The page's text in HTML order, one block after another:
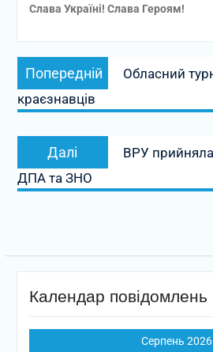
Слава Україні! Слава Героям!
Навігація
записів
Попередній
запис:
Обласний
краєзнавців
Далі
запис:
ВРУ
ДПА та ЗНО
Календар повідомлень
Серпень 2026